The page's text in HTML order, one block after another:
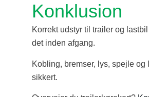
Konklusion
Korrekt udstyr til trailer og
det inden afgang.
Kobling, bremser, lys, spejle
sikkert.